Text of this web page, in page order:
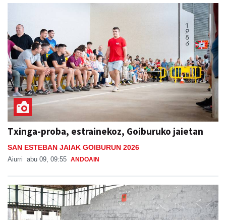
Txinga-proba, estrainekoz, Goiburuko jaietan
SAN ESTEBAN JAIAK GOIBURUN 2026
Aiurri abu 09, 09:55 ANDOAIN